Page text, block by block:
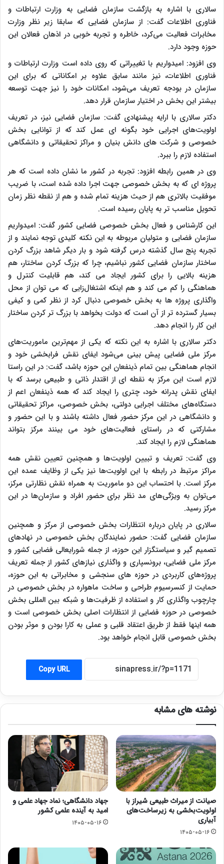
سالاری با اشاره به بازگشت سازمان فضایی به وزارت ارتباطات و
فناوری اطلاعات گفت: از سازمان فضایی که سابقا زیر نظر وزارت
مخابرات فعالیت می‌کرد، خاطره و تجربه خوبی در اذهان فعالان این
حوزه وجود دارد.
وی افزود: امیدواریم با تغییراتی که روی داده است وزارت ارتباطات و
فناوری اطلاعات، نیز مانند سابق علاوه بر امکاناتی که برای این
سازمان در بودجه تعریف می‌شود، امکانات خود را نیز جهت توسعه
بیشتر این بخش در اختیار سازمان قرار دهد.
دکتر سالاری با ارایه پیشنهادی گفت: سازمان فضایی نیز، در تعریف
اولویت‌های اجرایی خود بگونه ای عمل کند که از توانایی بخش
خصوصی و شرکت های دانش بنیان و مراکز تحقیقاتی و دانشگاهی
استفاده لازم را ببرد.
وی در همین رابطه افزود: تجربه در کشور ما نشان داده است که هر
پروژه ای که به بخش خصوصی جهت اجرا داده شده است، با ضریب
موفقیت بالاتری هم از حیث هزینه تمام شده و هم از نقطه نظر زمان
تحویل مناسب تر به پایان رسیده است.
این کارشناس و فعال بخش خصوصی فضایی کشور گفت: امیدواریم
سازمان فضایی و متولیان مربوطه به این نکته کلیدی توجه نمایند و از
تجربه پنج سال گذشته درس گرفته شود و بار دیگر شاهد بزرگ کردن
ساختار سازمان فضایی کشور نباشیم، چرا که بزرگ کردن ساختار، هم
هزینه بالایی را برای کشور ایجاد می کند، هم قابلیت کنترل و
هماهنگی را کم می کند و هم اینکه اشتغال‌زایی که می توان از محل
واگذاری پروژه ها به بخش خصوصی دنبال کرد از نظر کمی و کیفی
بسیار گسترده تر از آن است که دولت بخواهد با بزرگ تر کردن ساختار
این کار را انجام دهد.
دکتر سالاری با اشاره به این نکته که یکی از مهم‌ترین ماموریت‌های
مرکز ملی فضایی پیش بینی می‌شود ایفای نقش فرابخشی خود و
انجام هماهنگی بین تمام ذینفعان این حوزه باشد، گفت: در این راستا
لازم است این مرکز به نقطه ای از اقتدار ذاتی و طبیعی برسد که با
ایفای نقش پدرانه خود، چتری را ایجاد کند که همه ذینفعان اعم از
دستگاه‌های مختلف اجرایی دولتی، بخش خصوصی، مراکز تحقیقاتی
و دانشگاهی در این مرکز حضور فعال داشته باشند و با این حضور و
مشارکتی که در راستای فعالیت‌های خود می بینند مرکز بتواند
هماهنگی لازم را ایجاد کند.
وی گفت: تعریف و تبیین اولویت‌ها و همچنین تعیین نقش همه
مراکز مرتبط در رابطه با این اولویت‌ها نیز یکی از وظایف عمده این
مرکز است. با احتساب این دو ماموریت به همراه نقش نظارتی مرکز،
می‌توان به ویژگی‌های مد نظر برای حضور افراد و سازمان‌ها در این
مرکز رسید.
سالاری در پایان درباره انتظارات بخش خصوصی از مرکز و همچنین
سازمان فضایی گفت: حضور نمایندگان بخش خصوصی در نهادهای
تصمیم گیر و سیاستگزار این حوزه، از جمله شورایعالی فضایی کشور و
مرکز ملی فضایی، برونسپاری و واگذاری نیازهای کشور از جمله تعریف
پروژه‌های کاربردی در حوزه های سنجشی و مخابراتی به این حوزه،
حمایت از کنسرسیوم طراحی و ساخت ماهواره در بخش خصوصی در
چارچوب واگذاری کار و استفاده از ظرفیت‌ها و شبکه بین المللی بخش
خصوصی در حوزه فضایی از انتظارات اصلی بخش خصوصی است و
همه اینها فقط از طریق اعتقاد قلبی و عملی به کارا بودن و موثر بودن
بخش خصوصی قابل انجام خواهد بود.
Copy URL
نوشته های مشابه
صیانت از میراث طبیعی شیراز با
اولویت‌بخشی به زیرساخت‌های
آبیاری
۱۴۰۵-۰۵-۱۶
جهاد دانشگاهی؛ نماد جهاد علمی و
امید به آینده علمی کشور
۱۴۰۵-۰۵-۱۶